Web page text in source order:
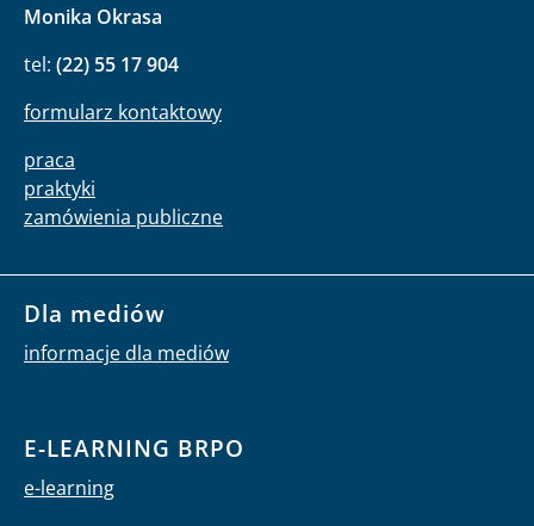
Monika Okrasa
tel: (22) 55 17 904
formularz kontaktowy
praca
praktyki
zamówienia publiczne
Dla mediów
informacje dla mediów
E-LEARNING BRPO
e-learning